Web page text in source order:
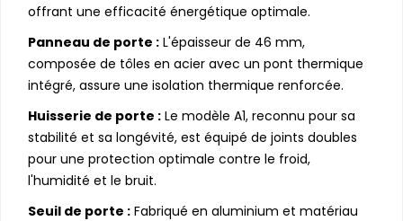
offrant une efficacité énergétique optimale.
Panneau de porte : L'épaisseur de 46 mm,
composée de tôles en acier avec un pont thermique
intégré, assure une isolation thermique renforcée.
Huisserie de porte : Le modèle A1, reconnu pour sa
stabilité et sa longévité, est équipé de joints doubles
pour une protection optimale contre le froid,
l'humidité et le bruit.
Seuil de porte : Fabriqué en aluminium et matériau